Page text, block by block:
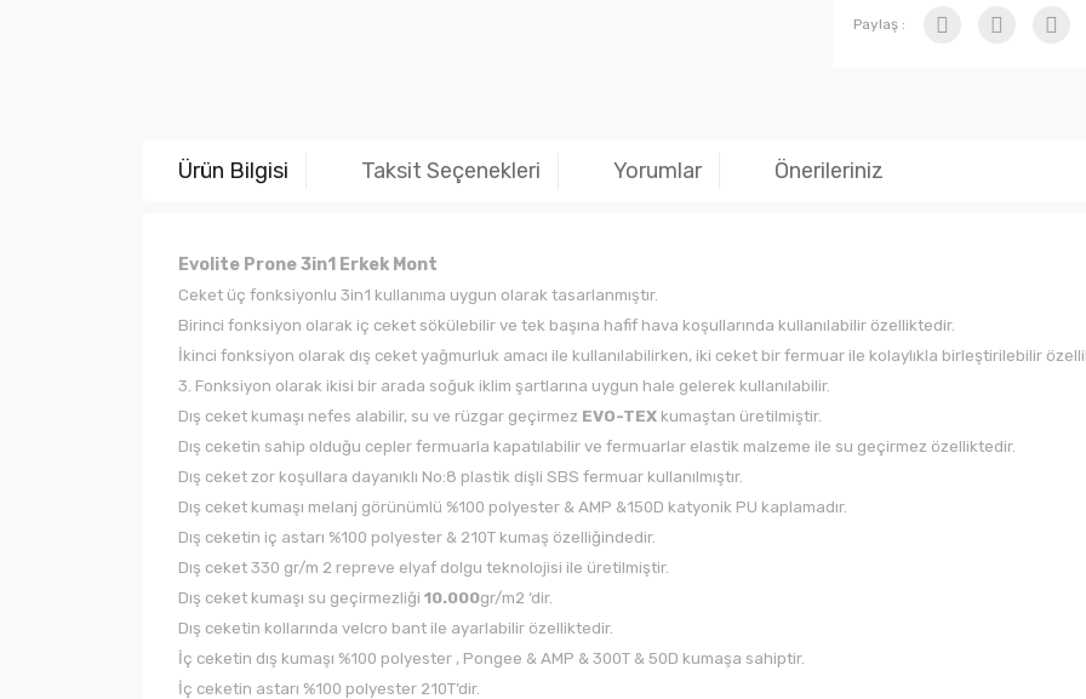
Paylaş :
Ürün Bilgisi Taksit Seçenekleri Yorumlar Önerileriniz
Evolite Prone 3in1 Erkek Mont
Ceket üç fonksiyonlu 3in1 kullanıma uygun olarak tasarlanmıştır.
Birinci fonksiyon olarak iç ceket sökülebilir ve tek başına hafif hava koşullarında kullanılabilir özelliktedir.
İkinci fonksiyon olarak dış ceket yağmurluk amacı ile kullanılabilirken, iki ceket bir fermuar ile kolaylıkla birleştirilebilir
3. Fonksiyon olarak ikisi bir arada soğuk iklim şartlarına uygun hale gelerek kullanılabilir.
Dış ceket kumaşı nefes alabilir, su ve rüzgar geçirmez EVO-TEX kumaştan üretilmiştir.
Dış ceketin sahip olduğu cepler fermuarla kapatılabilir ve fermuarlar elastik malzeme ile su geçirmez özelliktedir.
Dış ceket zor koşullara dayanıklı No:8 plastik dişli SBS fermuar kullanılmıştır.
Dış ceket kumaşı melanj görünümlü %100 polyester & AMP &150D katyonik PU kaplamadır.
Dış ceketin iç astarı %100 polyester & 210T kumaş özelliğindedir.
Dış ceket 330 gr/m 2 repreve elyaf dolgu teknolojisi ile üretilmiştir.
Dış ceket kumaşı su geçirmezliği 10.000gr/m2 ‘dir.
Dış ceketin kollarında velcro bant ile ayarlabilir özelliktedir.
İç ceketin dış kumaşı %100 polyester , Pongee & AMP & 300T & 50D kumaşa sahiptir.
İç ceketin astarı %100 polyester 210T’dir.